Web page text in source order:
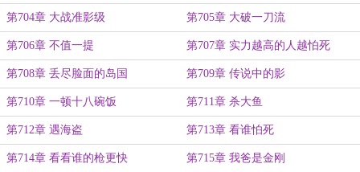
第704章 大战准影级 第705章 大破一刀流
第706章 不值一提 第707章 实力越高的人越怕死
第708章 丢尽脸面的岛国 第709章 传说中的影
第710章 一顿十八碗饭 第711章 杀大鱼
第712章 遇海盗 第713章 看谁怕死
第714章 看看谁的枪更快 第715章 我爸是金刚